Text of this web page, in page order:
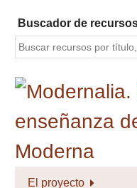
contenido
principal
Buscador de
El proyecto